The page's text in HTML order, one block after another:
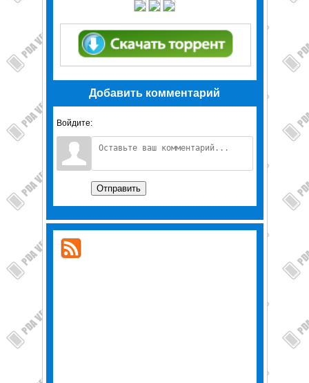
Добавить комментарий
Войдите:
Отправить